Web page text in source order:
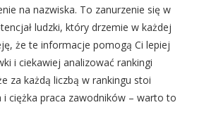
na nazwiska. To zanurzenie się w
ludzki, który drzemie w każdej
że te informacje pomogą Ci lepiej
i ciekawiej analizować rankingi
za każdą liczbą w rankingu stoi
ciężka praca zawodników – warto to